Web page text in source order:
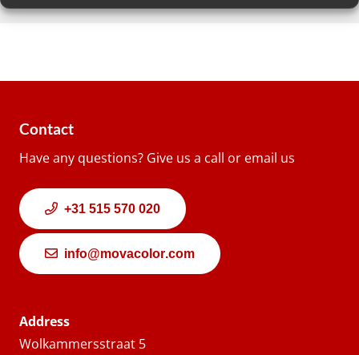
Contact
Have any questions? Give us a call or email us
+31 515 570 020
info@movacolor.com
Address
Wolkammersstraat 5